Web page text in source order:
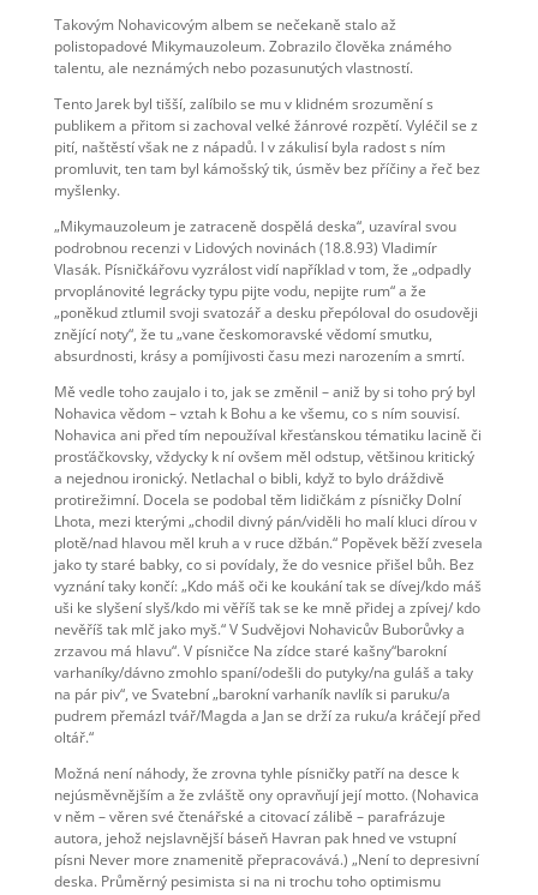
Takovým Nohavicovým albem se nečekaně stalo až
polistopadové Mikymauzoleum. Zobrazilo člověka známého
talentu, ale neznámých nebo pozasunutých vlastností.
Tento Jarek byl tišší, zalíbilo se mu v klidném srozumění s
publikem a přitom si zachoval velké žánrové rozpětí. Vyléčil se z
pití, naštěstí však ne z nápadů. I v zákulisí byla radost s ním
promluvit, ten tam byl kámošský tik, úsměv bez příčiny a řeč bez
myšlenky.
„Mikymauzoleum je zatraceně dospělá deska“, uzavíral svou
podrobnou recenzi v Lidových novinách (18.8.93) Vladimír
Vlasák. Písničkářovu vyzrálost vidí například v tom, že „odpadly
prvoplánovité legrácky typu pijte vodu, nepijte rum“ a že
„poněkud ztlumil svoji svatozář a desku přepóloval do osudověji
znějící noty“, že tu „vane českomoravské vědomí smutku,
absurdnosti, krásy a pomíjivosti času mezi narozením a smrtí.
Mě vedle toho zaujalo i to, jak se změnil – aniž by si toho prý byl
Nohavica vědom – vztah k Bohu a ke všemu, co s ním souvisí.
Nohavica ani před tím nepoužíval křesťanskou tématiku lacině či
prosťáčkovsky, vždycky k ní ovšem měl odstup, většinou kritický
a nejednou ironický. Netlachal o bibli, když to bylo dráždivě
protirežimní. Docela se podobal těm lidičkám z písničky Dolní
Lhota, mezi kterými „chodil divný pán/viděli ho malí kluci dírou v
plotě/nad hlavou měl kruh a v ruce džbán.“ Popěvek běží zvesela
jako ty staré babky, co si povídaly, že do vesnice přišel bůh. Bez
vyznání taky končí: „Kdo máš oči ke koukání tak se dívej/kdo máš
uši ke slyšení slyš/kdo mi věříš tak se ke mně přidej a zpívej/ kdo
nevěříš tak mlč jako myš.“ V Sudvějovi Nohavicův Buborůvky a
zrzavou má hlavu“. V písničce Na zídce staré kašny“barokní
varhaníky/dávno zmohlo spaní/odešli do putyky/na guláš a taky
na pár piv“, ve Svatební „barokní varhaník navlík si paruku/a
pudrem přemázl tvář/Magda a Jan se drží za ruku/a kráčejí před
oltář.“
Možná není náhody, že zrovna tyhle písničky patří na desce k
nejúsměvnějším a že zvláště ony opravňují její motto. (Nohavica
v něm – věren své čtenářské a citovací zálibě – parafrázuje
autora, jehož nejslavnější báseň Havran pak hned ve vstupní
písni Never more znamenitě přepracovává.) „Není to depresivní
deska. Průměrný pesimista si na ni trochu toho optimismu